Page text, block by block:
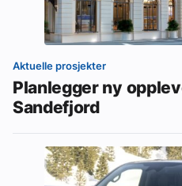
Aktuelle prosjekter
Planlegger ny
Sandefjord